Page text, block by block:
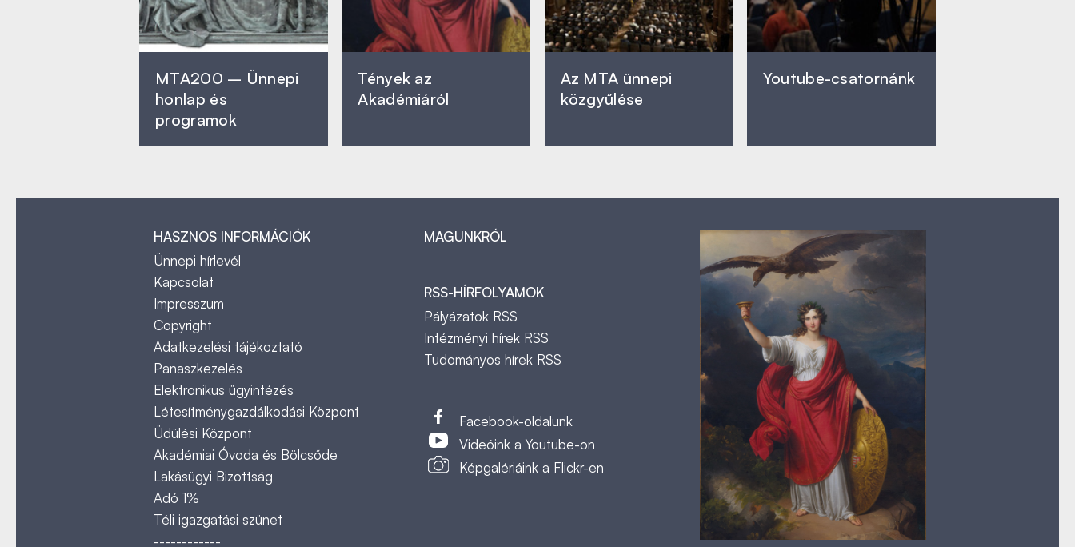
MTA200 – Ünnepi
honlap és
programok
Tények az
Akadémiáról
Az MTA ünnepi
közgyűlése
Youtube-csatornánk
HASZNOS INFORMÁCIÓK
Ünnepi hírlevél
Kapcsolat
Impresszum
Copyright
Adatkezelési tájékoztató
Panaszkezelés
Elektronikus ügyintézés
Létesítménygazdálkodási Központ
Üdülési Központ
Akadémiai Óvoda és Bölcsőde
Lakásügyi Bizottság
Adó 1%
Téli igazgatási szünet
------------
MAGUNKRÓL
RSS-HÍRFOLYAMOK
Pályázatok RSS
Intézményi hírek RSS
Tudományos hírek RSS
Facebook-oldalunk
Videóink a Youtube-on
Képgalériáink a Flickr-en